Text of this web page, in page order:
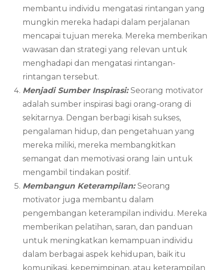
membantu individu mengatasi rintangan yang
mungkin mereka hadapi dalam perjalanan
mencapai tujuan mereka. Mereka memberikan
wawasan dan strategi yang relevan untuk
menghadapi dan mengatasi rintangan-
rintangan tersebut.
Menjadi Sumber Inspirasi:Seorang motivator
adalah sumber inspirasi bagi orang-orang di
sekitarnya. Dengan berbagi kisah sukses,
pengalaman hidup, dan pengetahuan yang
mereka miliki, mereka membangkitkan
semangat dan memotivasi orang lain untuk
mengambil tindakan positif.
Membangun Keterampilan:Seorang
motivator juga membantu dalam
pengembangan keterampilan individu. Mereka
memberikan pelatihan, saran, dan panduan
untuk meningkatkan kemampuan individu
dalam berbagai aspek kehidupan, baik itu
komunikasi, kepemimpinan, atau keterampilan